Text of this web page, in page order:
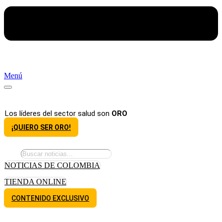
Menú
Los líderes del sector salud son ORO
¡QUIERO SER ORO!
NOTICIAS DE COLOMBIA
TIENDA ONLINE
CONTENIDO EXCLUSIVO